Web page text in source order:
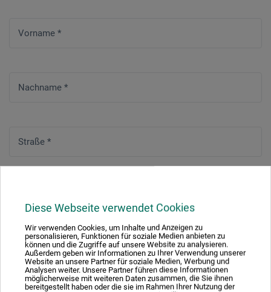
Diese Webseite verwendet Cookies
Wir verwenden Cookies, um Inhalte und Anzeigen zu
personalisieren, Funktionen für soziale Medien anbieten zu
können und die Zugriffe auf unsere Website zu analysieren.
Außerdem geben wir Informationen zu Ihrer Verwendung unserer
Website an unsere Partner für soziale Medien, Werbung und
Analysen weiter. Unsere Partner führen diese Informationen
möglicherweise mit weiteren Daten zusammen, die Sie ihnen
bereitgestellt haben oder die sie im Rahmen Ihrer Nutzung der
Vorname *
Nachname *
Straße *
Adresszusatz / Firma